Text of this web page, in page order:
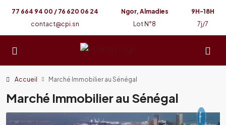
77 664 94 00 / 76 620 06 24
contact@cpi.sn
Ngor, Almadies
Lot N°8
9H-18H
7j/7
Accueil Marché Immobilier au Sénégal
Marché Immobilier au Sénégal